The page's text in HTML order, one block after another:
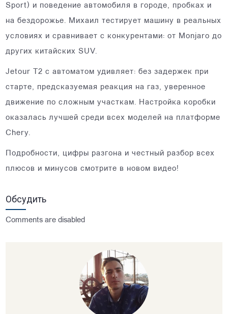
Sport) и поведение автомобиля в городе, пробках и
на бездорожье. Михаил тестирует машину в реальных
условиях и сравнивает с конкурентами: от Monjaro до
других китайских SUV.
Jetour T2 с автоматом удивляет: без задержек при
старте, предсказуемая реакция на газ, уверенное
движение по сложным участкам. Настройка коробки
оказалась лучшей среди всех моделей на платформе
Chery.
Подробности, цифры разгона и честный разбор всех
плюсов и минусов смотрите в новом видео!
Обсудить
Comments are disabled